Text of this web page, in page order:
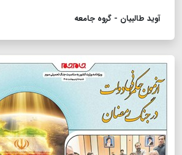
آوید طالبیان - گروه جامعه